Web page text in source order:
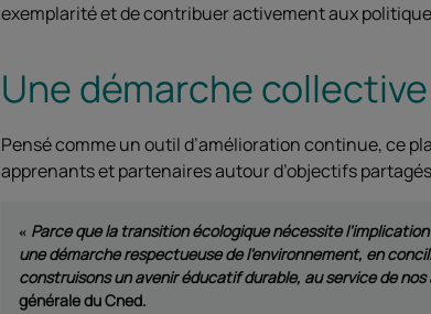
exemplarité et de contribuer activement aux
Une démarche
Pensé comme un outil d’amélioration continue, ce
apprenants et partenaires autour d’objectifs
Parce que la transition écologique nécessite
une démarche respectueuse de l’environnement, en
construisons un avenir éducatif durable, au service de
générale du Cned.